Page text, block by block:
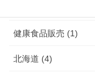
健康食品販売 (1)
北海道 (4)